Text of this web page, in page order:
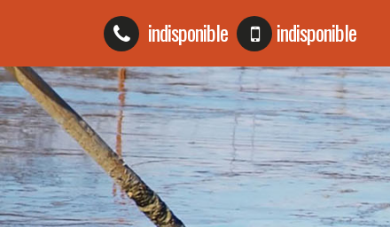
indisponible indisponible